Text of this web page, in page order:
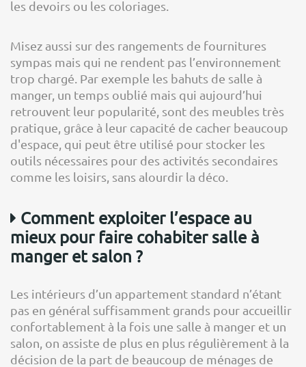
les devoirs ou les coloriages.
Misez aussi sur des rangements de fournitures
sympas mais qui ne rendent pas l’environnement
trop chargé. Par exemple les bahuts de salle à
manger, un temps oublié mais qui aujourd’hui
retrouvent leur popularité, sont des meubles très
pratique, grâce à leur capacité de cacher beaucoup
d'espace, qui peut être utilisé pour stocker les
outils nécessaires pour des activités secondaires
comme les loisirs, sans alourdir la déco.
Comment exploiter l’espace au
mieux pour faire cohabiter salle à
manger et salon ?
Les intérieurs d’un appartement standard n’étant
pas en général suffisamment grands pour accueillir
confortablement à la fois une salle à manger et un
salon, on assiste de plus en plus régulièrement à la
décision de la part de beaucoup de ménages de